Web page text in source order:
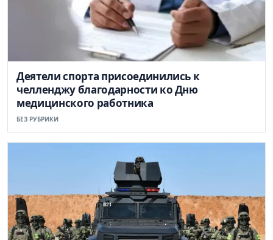
Деятели спорта присоединились к
челленджу благодарности ко Дню
медицинского работника
БЕЗ РУБРИКИ